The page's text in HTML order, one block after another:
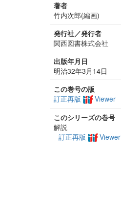
著者
竹内次郎(編画)
発行社／発行者
関西図書株式会社
出版年月日
明治32年3月14日
この巻号の版
訂正再版
Viewer
このシリーズの巻号
解説
訂正再版
Viewer